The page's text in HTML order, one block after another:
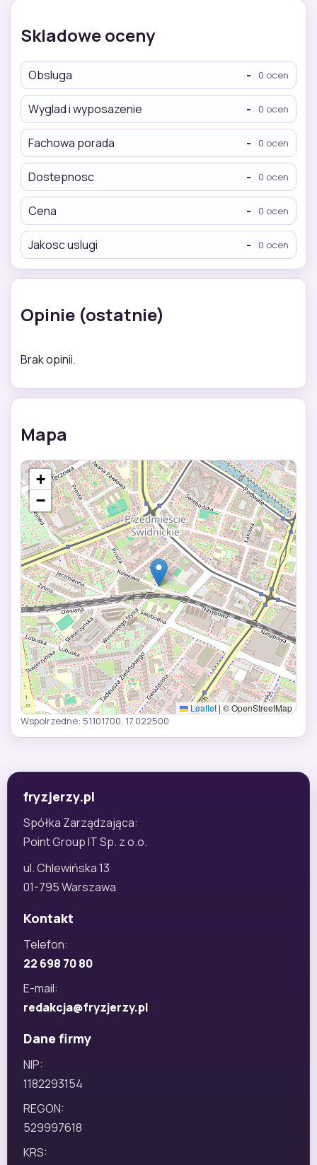
Skladowe oceny
Obsluga - 0 ocen
Wyglad i wyposazenie - 0 ocen
Fachowa porada - 0 ocen
Dostepnosc - 0 ocen
Cena - 0 ocen
Jakosc uslugi - 0 ocen
Opinie (ostatnie)
Brak opinii.
Mapa
+
−
Leaflet | © OpenStreetMap
Wspolrzedne: 51.101700, 17.022500
fryzjerzy.pl
Spółka Zarządzająca:
Point Group IT Sp. z o.o.
ul. Chlewińska 13
01-795 Warszawa
Kontakt
Telefon:
22 698 70 80
E-mail:
redakcja@fryzjerzy.pl
Dane firmy
NIP:
1182293154
REGON:
529997618
KRS: